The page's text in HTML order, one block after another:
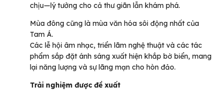
chịu—lý tưởng cho cả thư giãn lẫn khám phá.
Mùa đông cũng là mùa văn hóa sôi động nhất của
Tam Á.
Các lễ hội âm nhạc, triển lãm nghệ thuật và các tác
phẩm sắp đặt ánh sáng xuất hiện khắp bờ biển, mang
lại năng lượng và sự lãng mạn cho hòn đảo.
Trải nghiệm được đề xuất